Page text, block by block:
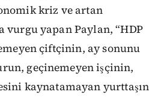
kriz ve artan
yapan Paylan, “HDP
çiftçinin, ay sonunu
geçinemeyen işçinin,
kaynatamayan yurttaşın